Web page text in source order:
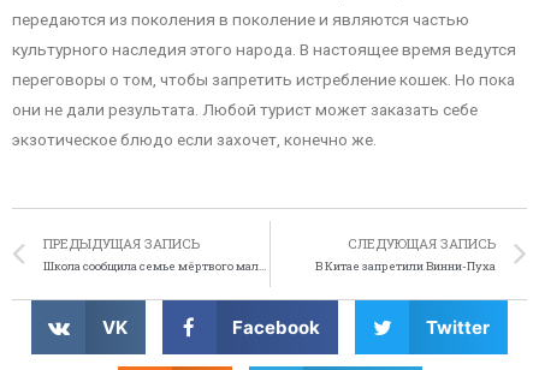
передаются из поколения в поколение и являются частью
культурного наследия этого народа. В настоящее время ведутся
переговоры о том, чтобы запретить истребление кошек. Но пока
они не дали результата. Любой турист может заказать себе
экзотическое блюдо если захочет, конечно же.
ПРЕДЫДУЩАЯ ЗАПИСЬ
Школа сообщила семье мёртвого мальчика о его прогуле
СЛЕДУЮЩАЯ ЗАПИСЬ
В Китае запретили Винни-Пуха
VK Facebook Twitter